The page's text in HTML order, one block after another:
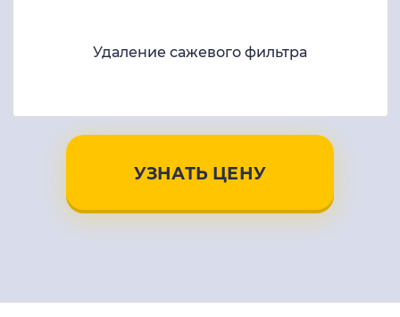
Удаление сажевого фильтра
УЗНАТЬ ЦЕНУ